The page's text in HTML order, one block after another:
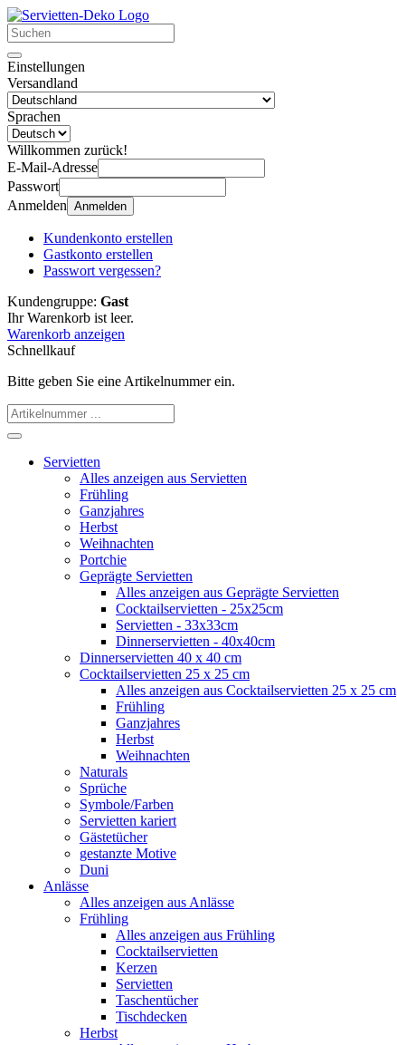
Einstellungen
Versandland
Sprachen
Willkommen zurück!
E-Mail-Adresse
Passwort
Anmelden Anmelden
Kundenkonto erstellen
Gastkonto erstellen
Passwort vergessen?
Kundengruppe: Gast
Ihr Warenkorb ist leer.
Warenkorb anzeigen
Schnellkauf
Bitte geben Sie eine Artikelnummer ein.
Servietten
Alles anzeigen aus Servietten
Frühling
Ganzjahres
Herbst
Weihnachten
Portchie
Geprägte Servietten
Alles anzeigen aus Geprägte Servietten
Cocktailservietten - 25x25cm
Servietten - 33x33cm
Dinnerservietten - 40x40cm
Dinnerservietten 40 x 40 cm
Cocktailservietten 25 x 25 cm
Alles anzeigen aus Cocktailservietten 25 x 25 cm
Frühling
Ganzjahres
Herbst
Weihnachten
Naturals
Sprüche
Symbole/Farben
Servietten kariert
Gästetücher
gestanzte Motive
Duni
Anlässe
Alles anzeigen aus Anlässe
Frühling
Alles anzeigen aus Frühling
Cocktailservietten
Kerzen
Servietten
Taschentücher
Tischdecken
Herbst